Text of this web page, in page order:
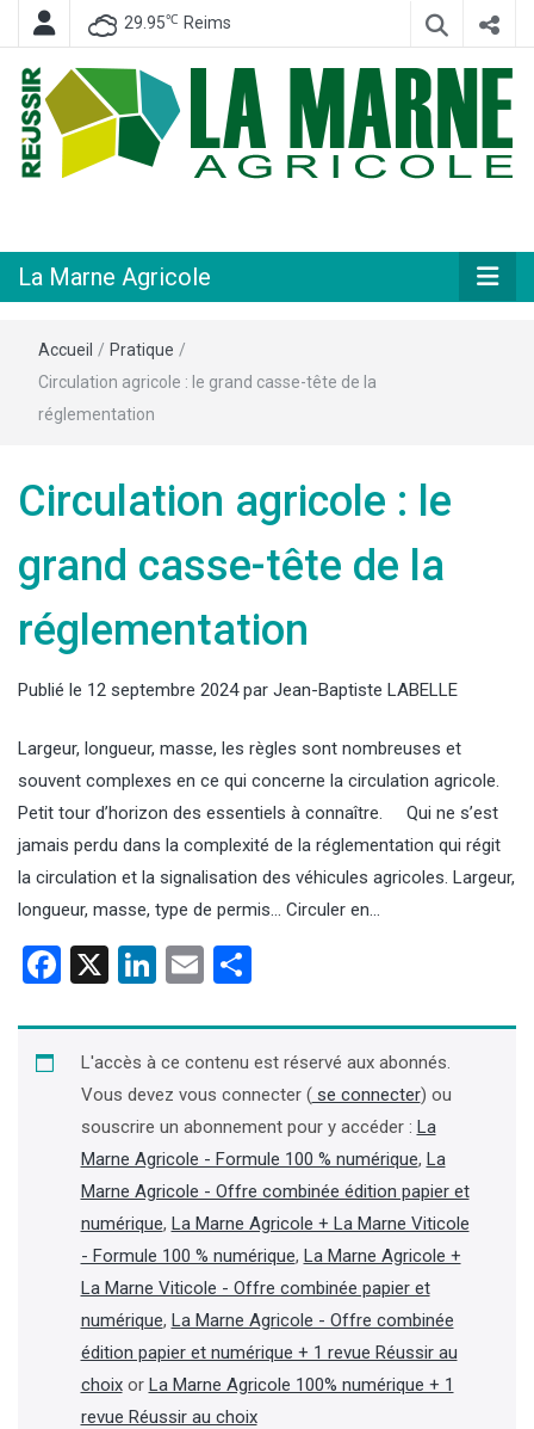
29.95℃ Reims
Agricole
La Marne Agricole
Accueil / Pratique /
Circulation agricole : le grand casse-tête de la
réglementation
Circulation agricole : le
grand casse-tête de la
réglementation
Publié le 12 septembre 2024par Jean-Baptiste LABELLE
Largeur, longueur, masse, les règles sont nombreuses et
souvent complexes en ce qui concerne la circulation agricole.
Petit tour d’horizon des essentiels à connaître. Qui ne s’est
jamais perdu dans la complexité de la réglementation qui régit
la circulation et la signalisation des véhicules agricoles. Largeur,
longueur, masse, type de permis… Circuler en…
Facebook
X LinkedIn
Email
L'accès à ce contenu est réservé aux abonnés.
Vous devez vous connecter (se connecter) ou
souscrire un abonnement pour y accéder : La
Marne Agricole - Formule 100 % numérique, La
Marne Agricole - Offre combinée édition papier et
numérique, La Marne Agricole + La Marne Viticole
- Formule 100 % numérique, La Marne Agricole +
La Marne Viticole - Offre combinée papier et
numérique, La Marne Agricole - Offre combinée
édition papier et numérique + 1 revue Réussir au
choixor La Marne Agricole 100% numérique + 1
revue Réussir au choix